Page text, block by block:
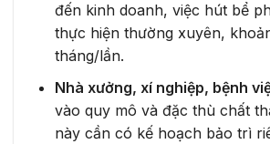
đến kinh doanh, việc hút bể
thực hiện thường xuyên,
tháng/lần.
Nhà xưởng, xí nghiệp, bệnh
vào quy mô và đặc thù chất
này cần có kế hoạch bảo trì